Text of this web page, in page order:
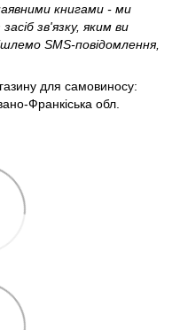
книгами - ми
зв'язку, яким ви
SMS-повідомлення,
для самовиносу:
Франкіська обл.